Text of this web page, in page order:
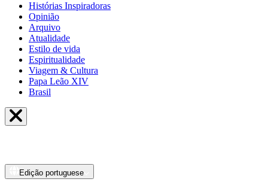
Histórias Inspiradoras
Opinião
Arquivo
Atualidade
Estilo de vida
Espiritualidade
Viagem & Cultura
Papa Leão XIV
Brasil
Edição portuguese